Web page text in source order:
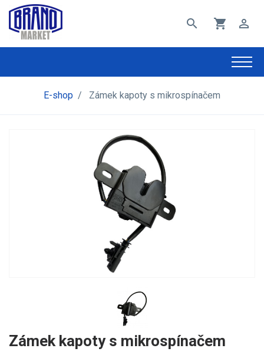
search shopping_cart perm_identity
E-shop / Zámek kapoty s mikrospínačem
Zámek kapoty s mikrospínačem